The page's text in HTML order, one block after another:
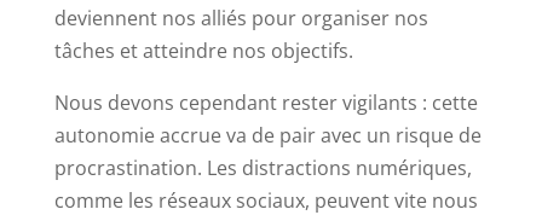
deviennent nos alliés pour organiser nos
tâches et atteindre nos objectifs.
Nous devons cependant rester vigilants : cette
autonomie accrue va de pair avec un risque de
procrastination. Les distractions numériques,
comme les réseaux sociaux, peuvent vite nous